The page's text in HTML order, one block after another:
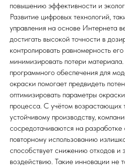
повышению эффективности и
Развитие цифровых технологий,
управления на основе Интернета
достигать высокой точности в
контролировать равномерность
минимизировать потери
программного обеспечения для
окраски помогает предвидеть
оптимизировать параметры
процесса. С учётом возрастающих
устойчивому производству,
сосредотачиваются на
повторному использованию
способствует снижению отходов и
воздействию. Такие инновации не